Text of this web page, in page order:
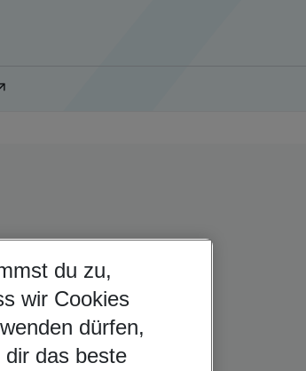
du zu,
wir Cookies
dürfen,
dir das beste